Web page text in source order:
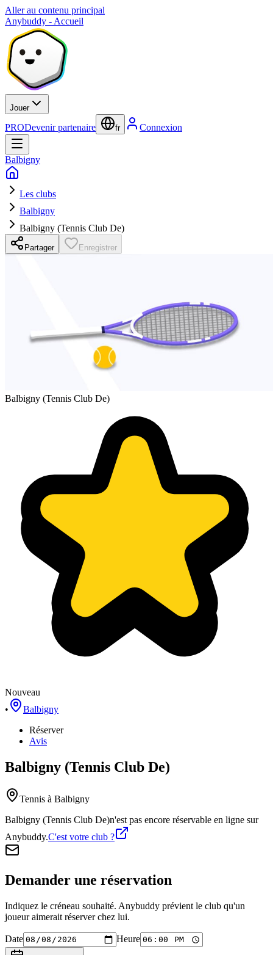
Aller au contenu principal
Anybuddy - Accueil
Jouer
PRODevenir partenaire fr Connexion
Balbigny
Les clubs
Balbigny
Balbigny (Tennis Club De)
Partager Enregistrer
Balbigny (Tennis Club De)
Nouveau
•
Balbigny
Réserver
Avis
Balbigny (Tennis Club De)
Tennis à Balbigny
Balbigny (Tennis Club De)n'est pas encore réservable en ligne sur
Anybuddy.C'est votre club ?
Demander une réservation
Indiquez le créneau souhaité. Anybuddy prévient le club qu'un
joueur aimerait réserver chez lui.
Date Heure